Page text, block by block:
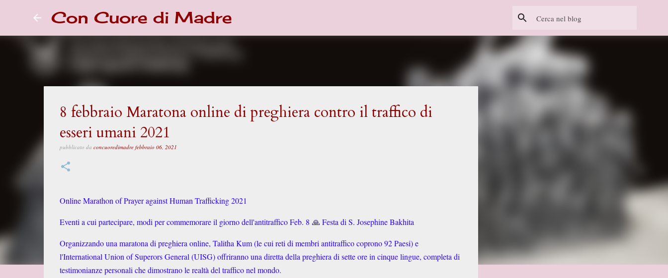
Con Cuore di Madre
8 febbraio Maratona online di preghiera contro il traffico di
esseri umani 2021
pubblicato da concuoredimadre febbraio 06, 2021
Online Marathon of Prayer against Human Trafficking 2021
Eventi a cui partecipare, modi per commemorare il giorno dell'antitraffico Feb. 8 🙏 Festa di S. Josephine Bakhita
Organizzando una maratona di preghiera online, Talitha Kum (le cui reti di membri antitraffico coprono 92 Paesi) e
l'International Union of Superors General (UISG) offriranno una diretta della preghiera di sette ore in cinque lingue, completa di
testimonianze personali che dimostrano le realtà del traffico nel mondo.